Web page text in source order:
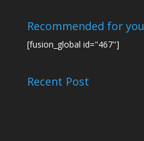
Recommended for you
[fusion_global id="467"]
Recent Post